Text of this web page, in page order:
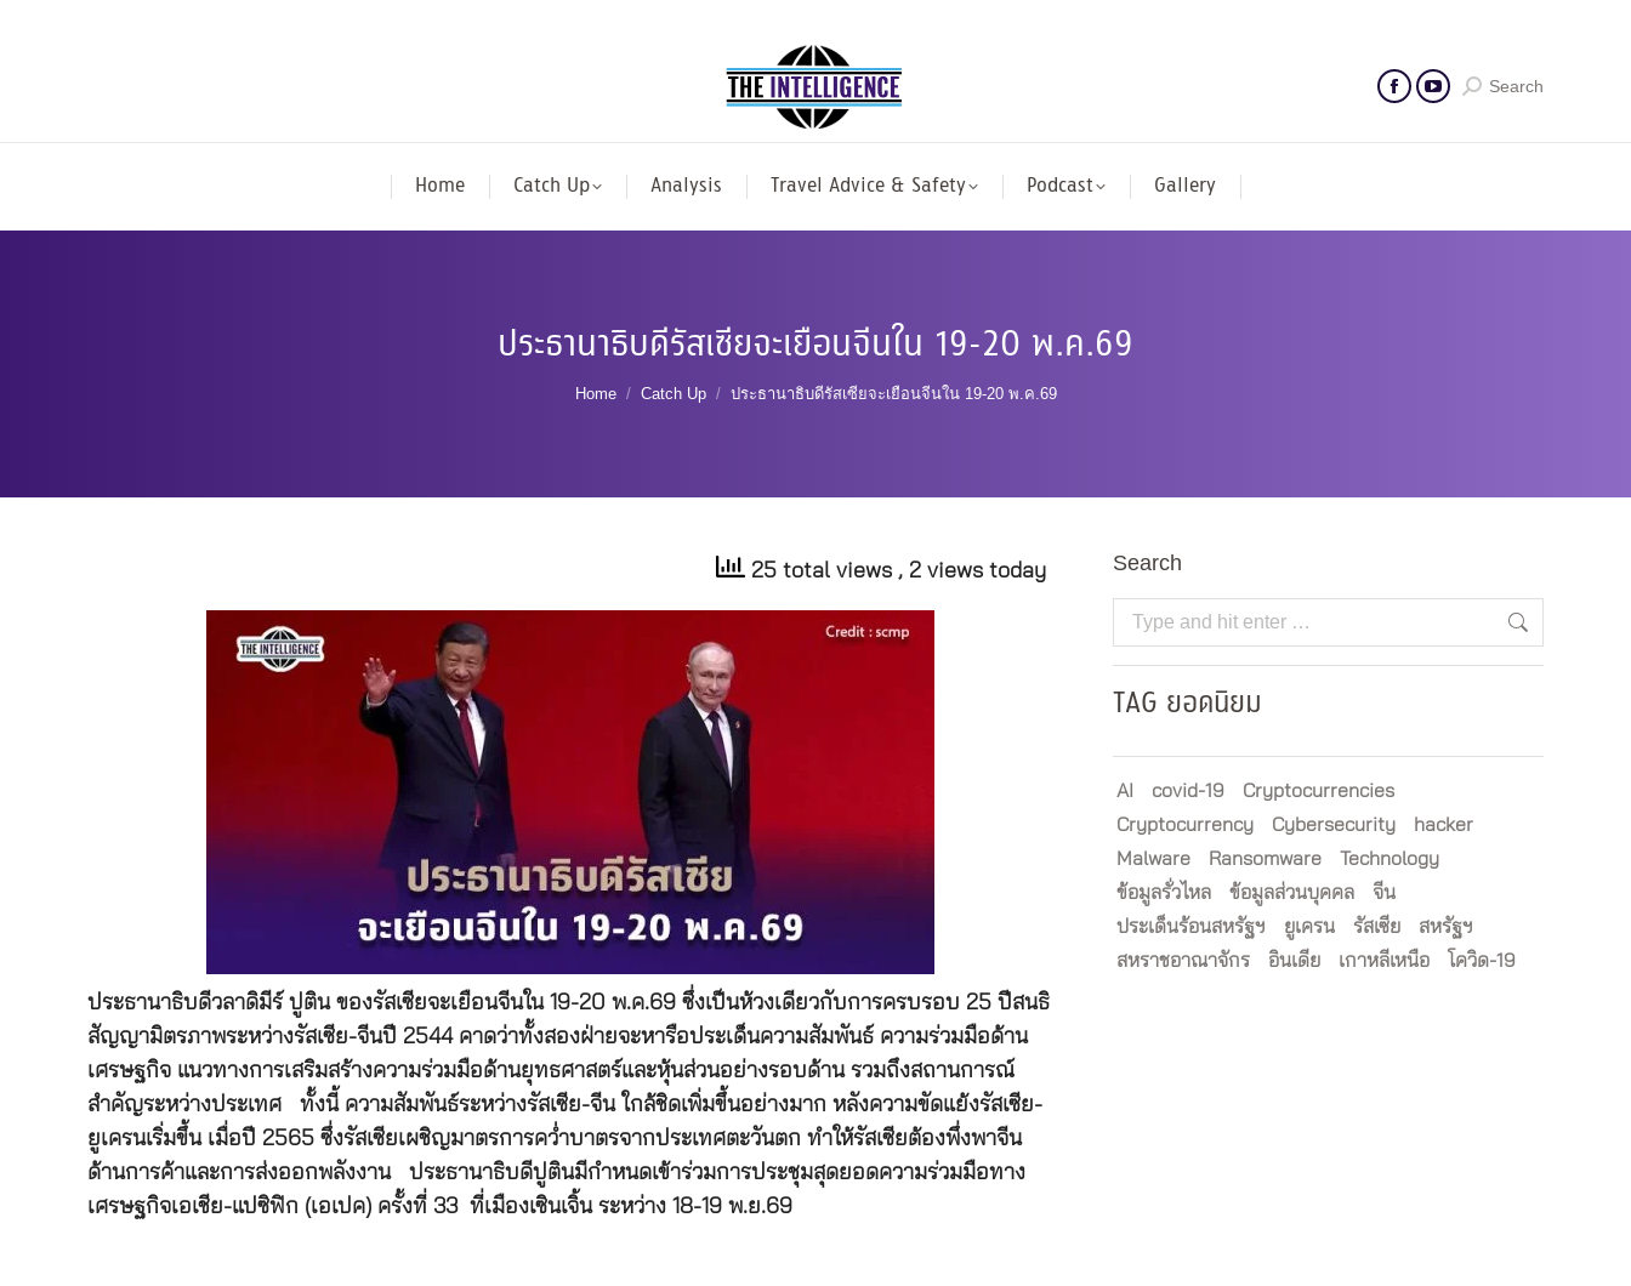
Search
Home Catch Up Analysis Travel Advice & Safety Podcast Gallery
ประธานาธิบดีรัสเซียจะเยือนจีนใน 19-20 พ.ค.69
You are here:
Home Catch Up ประธานาธิบดีรัสเซียจะเยือนจีนใน 19-20 พ.ค.69
25 total views , 2 views today
ประธานาธิบดีวลาดิมีร์ ปูติน ของรัสเซียจะเยือนจีนใน 19-20 พ.ค.69 ซึ่งเป็นห้วงเดียวกับการครบรอบ 25 ปีสนธิ
สัญญามิตรภาพระหว่างรัสเซีย-จีนปี 2544 คาดว่าทั้งสองฝ่ายจะหารือประเด็นความสัมพันธ์ ความร่วมมือด้าน
เศรษฐกิจ แนวทางการเสริมสร้างความร่วมมือด้านยุทธศาสตร์และหุ้นส่วนอย่างรอบด้าน รวมถึงสถานการณ์
สำคัญระหว่างประเทศ ทั้งนี้ ความสัมพันธ์ระหว่างรัสเซีย-จีน ใกล้ชิดเพิ่มขึ้นอย่างมาก หลังความขัดแย้งรัสเซีย-
ยูเครนเริ่มขึ้น เมื่อปี 2565 ซึ่งรัสเซียเผชิญมาตรการคว่ำบาตรจากประเทศตะวันตก ทำให้รัสเซียต้องพึ่งพาจีน
ด้านการค้าและการส่งออกพลังงาน ประธานาธิบดีปูตินมีกำหนดเข้าร่วมการประชุมสุดยอดความร่วมมือทาง
เศรษฐกิจเอเชีย-แปซิฟิก (เอเปค) ครั้งที่ 33 ที่เมืองเซินเจิ้น ระหว่าง 18-19 พ.ย.69
Search
Search:
TAG ยอดนิยม
AI covid-19
Cryptocurrencies
Cryptocurrency
Cybersecurity
hacker
Malware
Ransomware
Technology
ข้อมูลรั่วไหล
ข้อมูลส่วนบุคคล
จีน
ประเด็นร้อนสหรัฐฯ
ยูเครน รัสเซีย
สหรัฐฯ
สหราชอาณาจักร
อินเดีย เกาหลีเหนือ โควิด-19